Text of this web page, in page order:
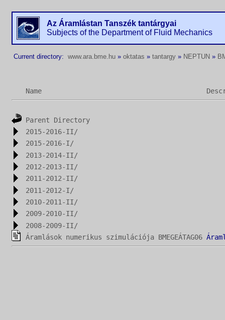
Az Áramlástan Tanszék tantárgyai
Subjects of the Department of Fluid Mechanics
Current directory: www.ara.bme.hu » oktatas » tantargy » NEPTUN »
Name
Parent Directory
2015-2016-II/
2015-2016-I/
2013-2014-II/
2012-2013-II/
2011-2012-II/
2011-2012-I/
2010-2011-II/
2009-2010-II/
2008-2009-II/
Áramlások numerikus szimulációja BMEGEÁTAG06